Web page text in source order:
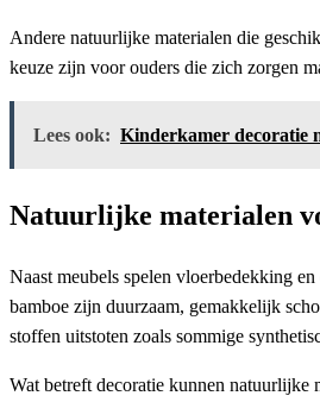
Andere natuurlijke materialen die
keuze zijn voor ouders die zich zorgen
Lees ook: Kinderkamer decoratie
Natuurlijke materialen
Naast meubels spelen vloerbedekking
bamboe zijn duurzaam, gemakkelijk
stoffen uitstoten zoals sommige
Wat betreft decoratie kunnen natuurlijke